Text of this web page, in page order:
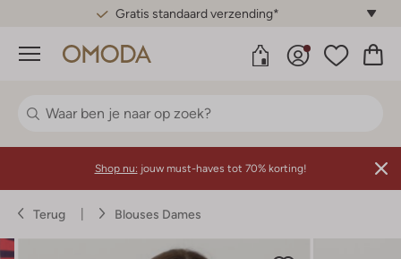
Gratis standaard verzending*
Menu
Shop nu: jouw must-haves tot 70% korting!
Terug Blouses Dames